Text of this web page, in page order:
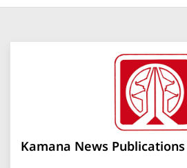
Kamana News